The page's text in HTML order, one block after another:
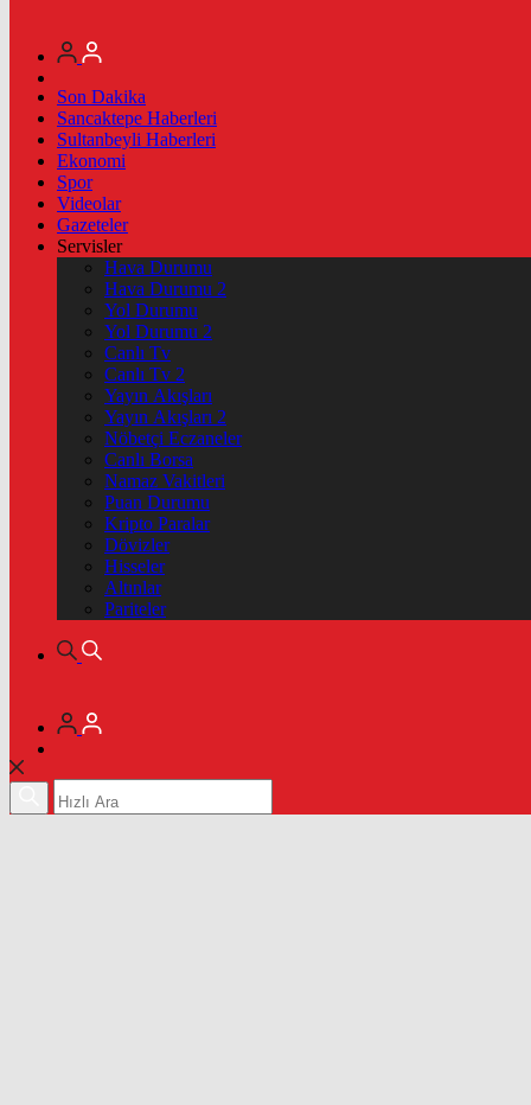
Son Dakika
Sancaktepe Haberleri
Sultanbeyli Haberleri
Ekonomi
Spor
Videolar
Gazeteler
Servisler
Hava Durumu
Hava Durumu 2
Yol Durumu
Yol Durumu 2
Canlı Tv
Canlı Tv 2
Yayın Akışları
Yayın Akışları 2
Nöbetçi Eczaneler
Canlı Borsa
Namaz Vakitleri
Puan Durumu
Kripto Paralar
Dövizler
Hisseler
Altınlar
Pariteler